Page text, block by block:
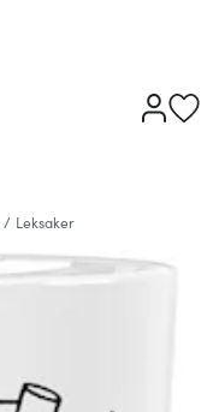
/ Leksaker